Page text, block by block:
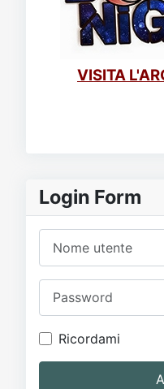
Login Form
Ricordami
VISITA